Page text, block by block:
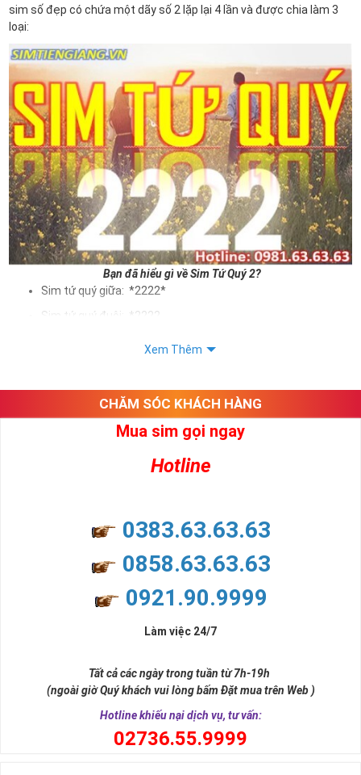
sim số đẹp có chứa một dãy số 2 lặp lại 4 lần và được chia làm 3
loại:
Bạn đã hiểu gì về Sim Tứ Quý 2?
Sim tứ quý giữa: *2222*
Sim tứ quý đuôi: *2222
như sự sắp xếp của các con số trong sim.
Ý nghĩa sim tứ quý 2
nhiều thành công, thăng tiến hơn.
và tính hai mặt. Số 2 thúc giục chúng ta lựa chọn, dựa vào những
đời, nơi bạn phải đưa ra những quyết định quan trọng.
Xem Thêm
CHĂM SÓC KHÁCH HÀNG
Mua sim gọi ngay
Hotline
0383.63.63.63
0858.63.63.63
0921.90.9999
Làm việc 24/7
Tất cả các ngày trong tuần từ 7h-19h
(ngoài giờ Quý khách vui lòng bấm Đặt mua trên Web )
Hotline khiếu nại dịch vụ, tư vấn:
02736.55.9999